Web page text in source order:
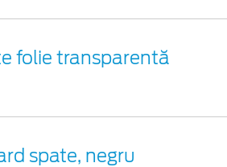
folie transparentă
spate, negru